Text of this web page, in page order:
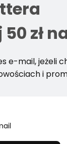
zł
e-mail, jeżeli
i